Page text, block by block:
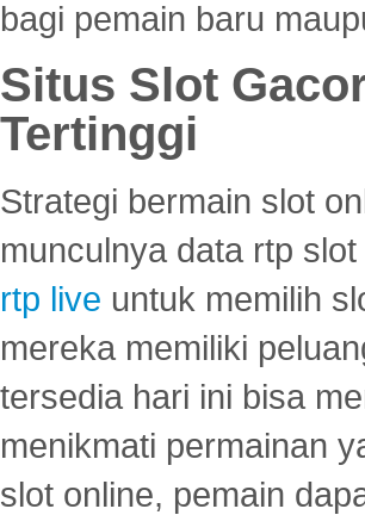
bagi pemain baru
Situs Slot
Tertinggi
Strategi bermain slot
munculnya data rtp
rtp live untuk memilih
mereka memiliki
tersedia hari ini bisa
menikmati permainan
slot online, pemain